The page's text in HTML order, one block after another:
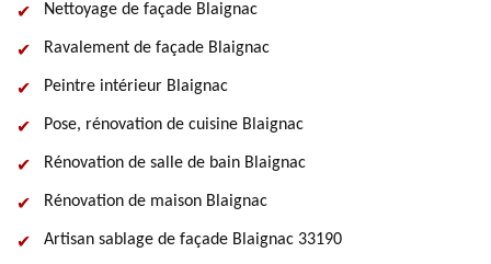
Nettoyage de façade Blaignac
Ravalement de façade Blaignac
Peintre intérieur Blaignac
Pose, rénovation de cuisine Blaignac
Rénovation de salle de bain Blaignac
Rénovation de maison Blaignac
Artisan sablage de façade Blaignac 33190